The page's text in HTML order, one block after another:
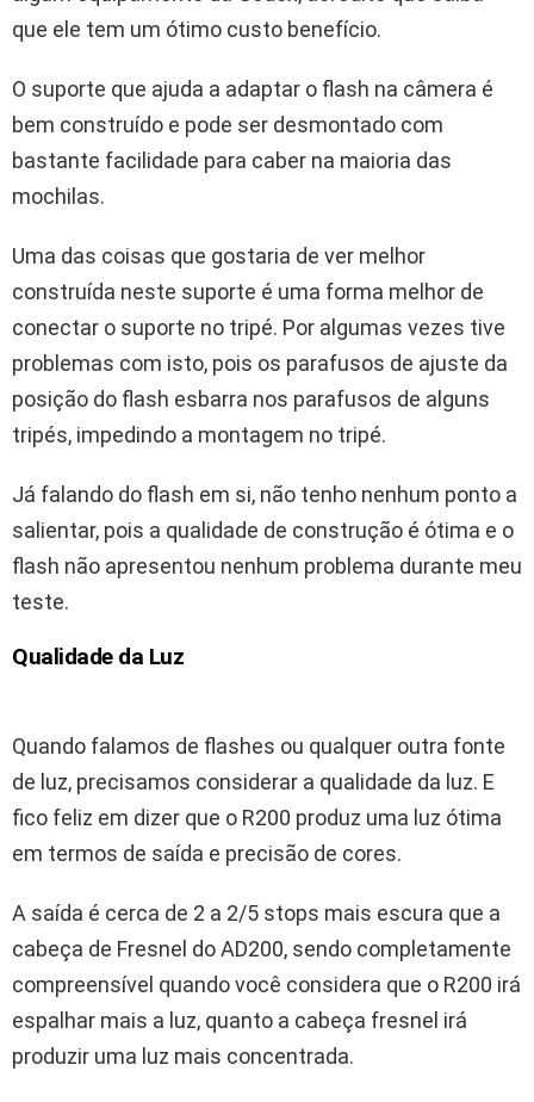
que ele tem um ótimo custo benefício.
O suporte que ajuda a adaptar o flash na câmera é
bem construído e pode ser desmontado com
bastante facilidade para caber na maioria das
mochilas.
Uma das coisas que gostaria de ver melhor
construída neste suporte é uma forma melhor de
conectar o suporte no tripé. Por algumas vezes tive
problemas com isto, pois os parafusos de ajuste da
posição do flash esbarra nos parafusos de alguns
tripés, impedindo a montagem no tripé.
Já falando do flash em si, não tenho nenhum ponto a
salientar, pois a qualidade de construção é ótima e o
flash não apresentou nenhum problema durante meu
teste.
Qualidade da Luz
Quando falamos de flashes ou qualquer outra fonte
de luz, precisamos considerar a qualidade da luz. E
fico feliz em dizer que o R200 produz uma luz ótima
em termos de saída e precisão de cores.
A saída é cerca de 2 a 2/5 stops mais escura que a
cabeça de Fresnel do AD200, sendo completamente
compreensível quando você considera que o R200 irá
espalhar mais a luz, quanto a cabeça fresnel irá
produzir uma luz mais concentrada.